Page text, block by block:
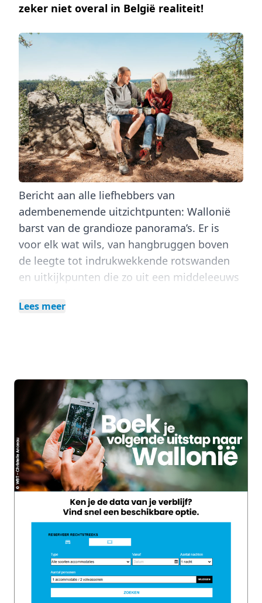
zeker niet overal in België realiteit!
Bericht aan alle liefhebbers van
adembenemende uitzichtpunten: Wallonië
barst van de grandioze panorama’s. Er is
voor elk wat wils, van hangbruggen boven
de leegte tot indrukwekkende rotswanden
en uitkijkpunten die zo uit een middeleeuws
eigenlijk nog kiezen waarmee je begint!
leven gezien moet hebben. In afwachting dat
je ze allemaal van je lijstje kan schrappen,
selecteren we drie absolute toppers die
ruimschoots de omweg waard zijn als
voorsmaakje.
Nez de Napoléon: een spectaculair
balkon boven de Warche
de ‘Nez de Napoléon is er zo één! Deze
indrukwekkende rotsuitloper ligt op de
hoogtes van de Warchevallei en biedt een
duizelingwekkend panorama op de rivier die
Lees meer